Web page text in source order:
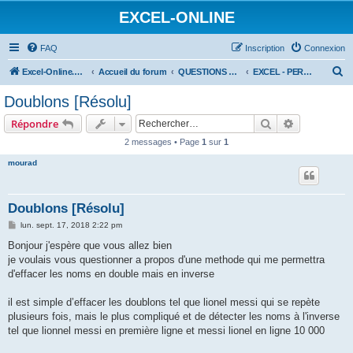
EXCEL-ONLINE
FAQ Connexion
Inscription
Excel-Online.net Accueil du forum QUESTIONS EXCEL EXCEL - PERFECTIONNEMENT
Doublons [Résolu]
Répondre Rechercher
2 messages • Page 1 sur 1
mourad
Doublons [Résolu]
M
s
a
g
lun. sept. 17, 2018 2:22 pm
Bonjour j'espère que vous allez bien
je voulais vous questionner a propos d'une methode qui me permettra
d'effacer les noms en double mais en inverse
il est simple d’effacer les doublons tel que lionel messi qui se repète
plusieurs fois, mais le plus compliqué et de détecter les noms à l'inverse
tel que lionnel messi en première ligne et messi lionel en ligne 10 000